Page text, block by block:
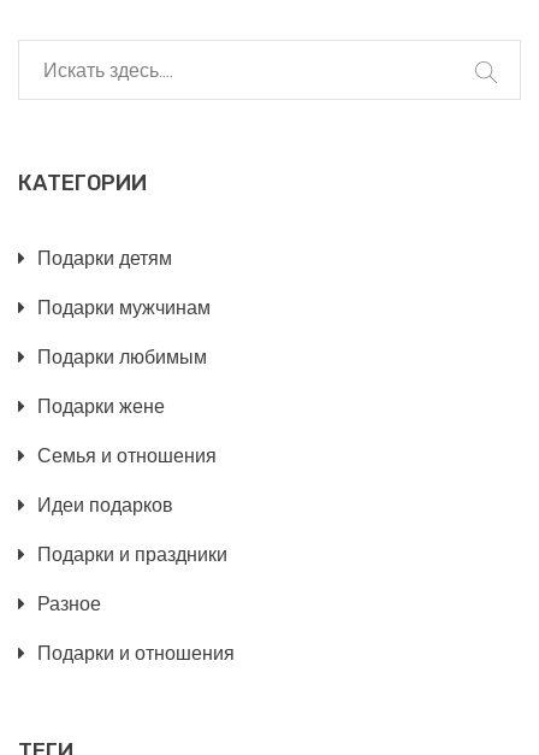
действенными рекомендациями для избежания
неловкостей.
КАТЕГОРИИ
Подарки детям
Подарки мужчинам
Подарки любимым
Подарки жене
Семья и отношения
Идеи подарков
Подарки и праздники
Разное
Подарки и отношения